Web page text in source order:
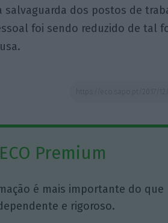
dos postos de
foi sendo reduzido de tal
Premium
é mais importante do que
e rigoroso.